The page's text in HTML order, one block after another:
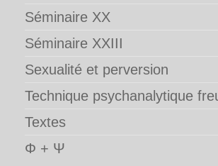
Séminaire XX
Séminaire XXIII
Sexualité et perversion
Technique psychanalytique
Textes
Φ + Ψ